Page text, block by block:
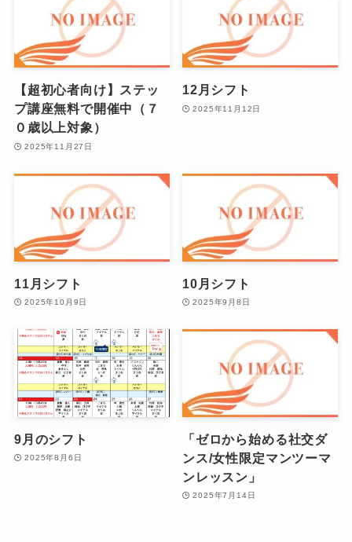
【超初心者向け】ステッ
プ講座無料で開催中（７
０歳以上対象）
2025年11月27日
12月シフト
2025年11月12日
11月シフト
2025年10月9日
10月シフト
2025年9月8日
9月のシフト
2025年8月6日
「ゼロから始める社交ダ
ンス/女性限定マンツーマ
ンレッスン」
2025年7月14日